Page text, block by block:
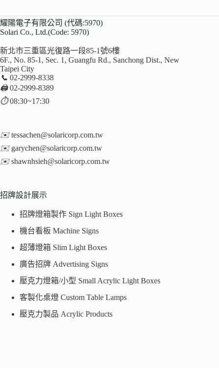
耀陽電子有限公司 (代碼:5970)
Solari Co., Ltd.(Code: 5970)
新北市三重區光復路一段85-1號6樓
6F., No. 85-1, Sec. 1, Guangfu Rd., Sanchong Dist., New
Taipei City
📞 02-2999-8338
🖨️02-2999-8389
⏱️08:30~17:30
✉️ tessachen@solaricorp.com.tw
✉️ garychen@solaricorp.com.tw
✉️ shawnhsieh@solaricorp.com.tw
招牌設計展示
招牌燈箱製作 Sign Light Boxes
機台看板 Machine Signs
超薄燈箱 Slim Light Boxes
廣告招牌 Advertising Signs
壓克力燈箱/小型 Small Acrylic Light Boxes
客製化桌燈 Custom Table Lamps
壓克力製品 Acrylic Products